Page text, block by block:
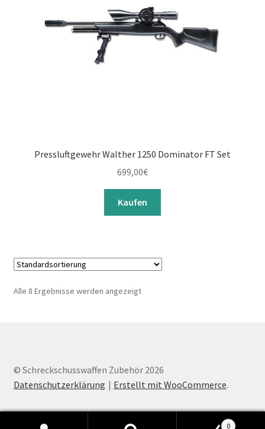
Pressluftgewehr Walther 1250 Dominator FT Set
699,00€
Kaufen
Alle 8 Ergebnisse werden angezeigt
© Schreckschusswaffen Zubehör 2026
Datenschutzerklärung
Erstellt mit WooCommerce.
0